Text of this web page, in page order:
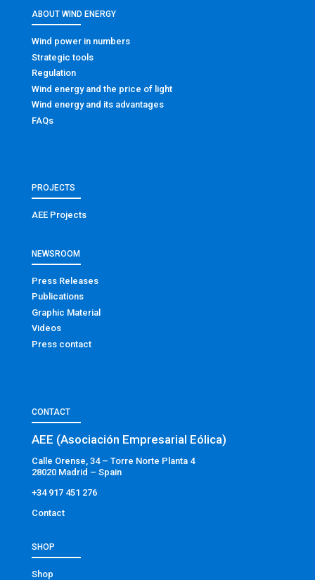
ABOUT WIND ENERGY
Wind power in numbers
Strategic tools
Regulation
Wind energy and the price of light
Wind energy and its advantages
FAQs
PROJECTS
AEE Projects
NEWSROOM
Press Releases
Publications
Graphic Material
Videos
Press contact
CONTACT
AEE (Asociación Empresarial Eólica)
Calle Orense, 34 – Torre Norte Planta 4
28020 Madrid – Spain
+34 917 451 276
Contact
SHOP
Shop